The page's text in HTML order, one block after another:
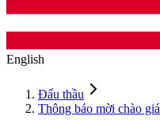
English
Đấu thầu
Thông báo mời chào giá